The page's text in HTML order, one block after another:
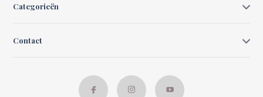
Categorieën
Contact